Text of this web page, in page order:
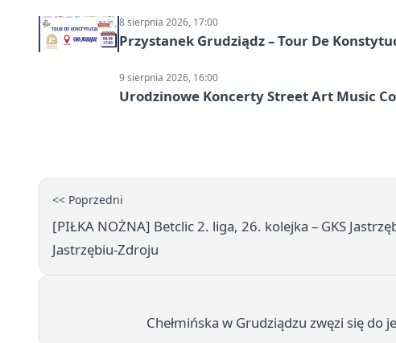
8 sierpnia 2026, 17:00
Przystanek Grudziądz – Tour De
9 sierpnia 2026, 16:00
Urodzinowe Koncerty Street Art Music
<< Poprzedni
[PIŁKA NOŻNA] Betclic 2. liga, 26. kolejka – GKS
Jastrzębiu-Zdroju
Chełmińska w Grudziądzu zwęzi się do